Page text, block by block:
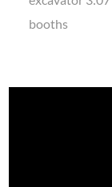
booths